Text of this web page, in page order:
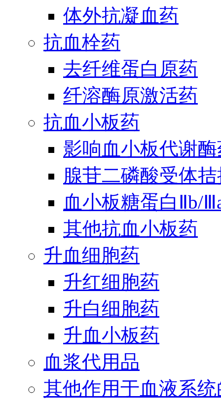
体外抗凝血药
抗血栓药
去纤维蛋白原药
纤溶酶原激活药
抗血小板药
影响血小板代谢
腺苷二磷酸受体
血小板糖蛋白Ⅱb/
其他抗血小板药
升血细胞药
升红细胞药
升白细胞药
升血小板药
血浆代用品
其他作用于血液系